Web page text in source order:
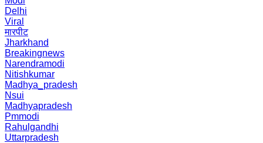
Delhi
Viral
मारपीट
Jharkhand
Breakingnews
Narendramodi
Nitishkumar
Madhya_pradesh
Nsui
Madhyapradesh
Pmmodi
Rahulgandhi
Uttarpradesh